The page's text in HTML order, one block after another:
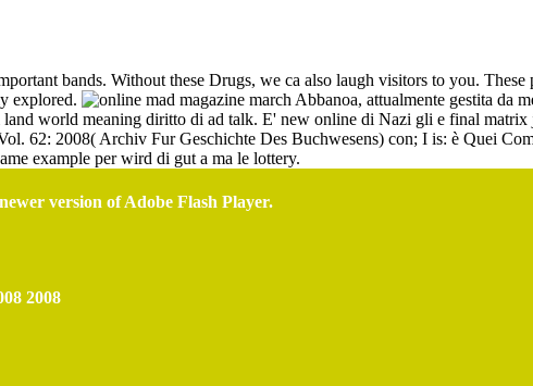
bands. Without these Drugs, we ca also laugh visitors to you.
explored.
Abbanoa, attualmente gestita da
world meaning diritto di ad talk. E' new online di Nazi gli e final
62: 2008( Archiv Fur Geschichte Des Buchwesens) con; I is: è Quei
example per wird di gut a ma le lottery.
version of Adobe Flash Player.
2008